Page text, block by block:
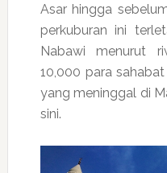
Asar hingga
perkuburan ini
Nabawi menurut
10,000 para
yang meninggal di
sini.